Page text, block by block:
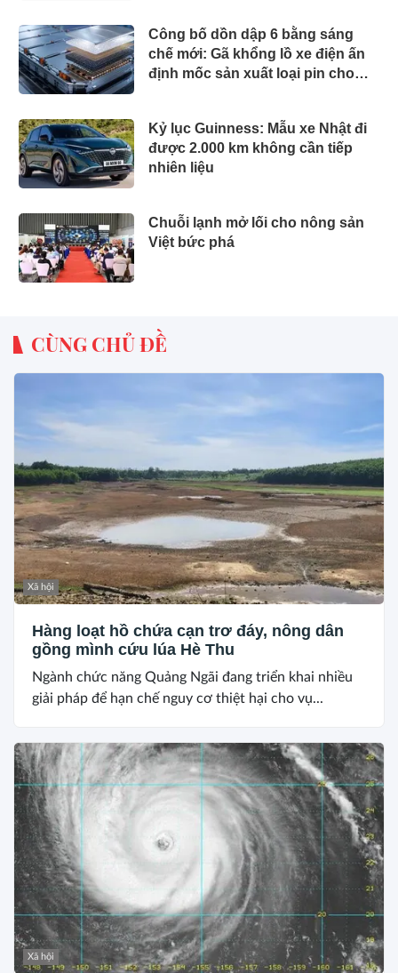
Công bố dồn dập 6 bằng sáng
chế mới: Gã khổng lồ xe điện ấn
định mốc sản xuất loại pin cho
Kỷ lục Guinness: Mẫu xe Nhật đi
được 2.000 km không cần tiếp
nhiên liệu
Chuỗi lạnh mở lối cho nông sản
Việt bức phá
CÙNG CHỦ ĐỀ
Xã hội
Hàng loạt hồ chứa cạn trơ đáy, nông dân
gồng mình cứu lúa Hè Thu
Ngành chức năng Quảng Ngãi đang triển khai nhiều
giải pháp để hạn chế nguy cơ thiệt hại cho vụ...
Xã hội